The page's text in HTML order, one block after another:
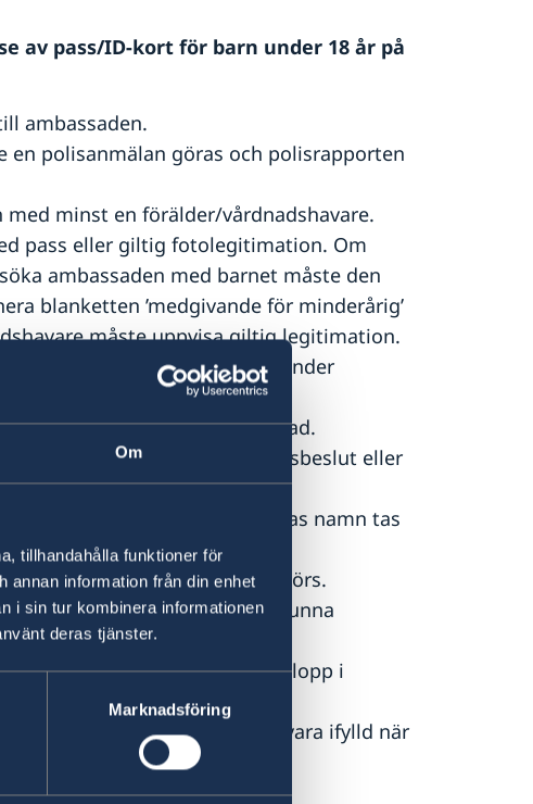
Om
tillhandahålla funktioner för
annan information från din enhet
i sin tur kombinera informationen
deras tjänster.
Marknadsföring
av pass/ID-kort för barn under 18 år på
ambassaden.
polisanmälan göras och polisrapporten
minst en förälder/vårdnadshavare.
pass eller giltig fotolegitimation. Om
ambassaden med barnet måste den
blanketten ’medgivande för minderårig’
måste uppvisa giltig legitimation.
reser med barnet bevittnas under
för minderårig’ är en månad.
ska detta styrkas med domstolsbeslut eller
som utvisar föräldrarnas namn tas
ambassaden när ansökan görs.
under 18 år och måste då kunna
måste medtas, se aktuellt belopp i
medborgarskap"
ska vara ifylld när